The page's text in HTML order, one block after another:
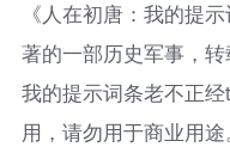
《人在初唐：我的提
著的一部历史军事，
我的提示词条老不正
用，请勿用于商业用